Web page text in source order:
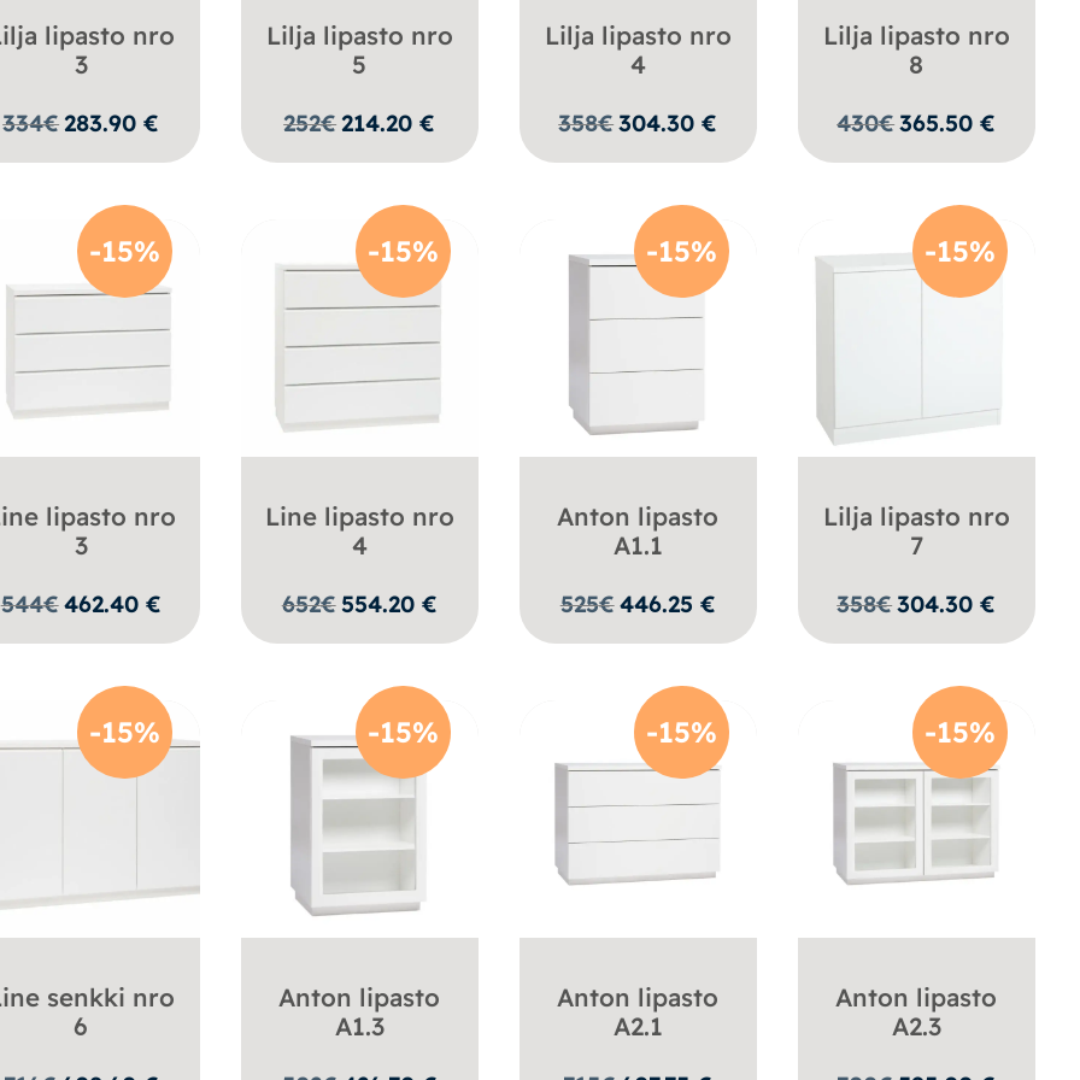
lipasto nro
3
334€283.90€
Lilja lipasto nro
5
252€214.20€
Lilja lipasto nro
4
358€304.30€
Lilja lipasto nro
8
430€365.50€
-15%
lipasto nro
3
544€462.40 €
-15%
Line lipasto nro
4
652€554.20 €
-15%
Anton lipasto
A1.1
525€446.25 €
-15%
Lilja lipasto nro
7
358€304.30€
-15%
senkki nro
6
-15%
Anton lipasto
A1.3
-15%
Anton lipasto
A2.1
-15%
Anton lipasto
A2.3